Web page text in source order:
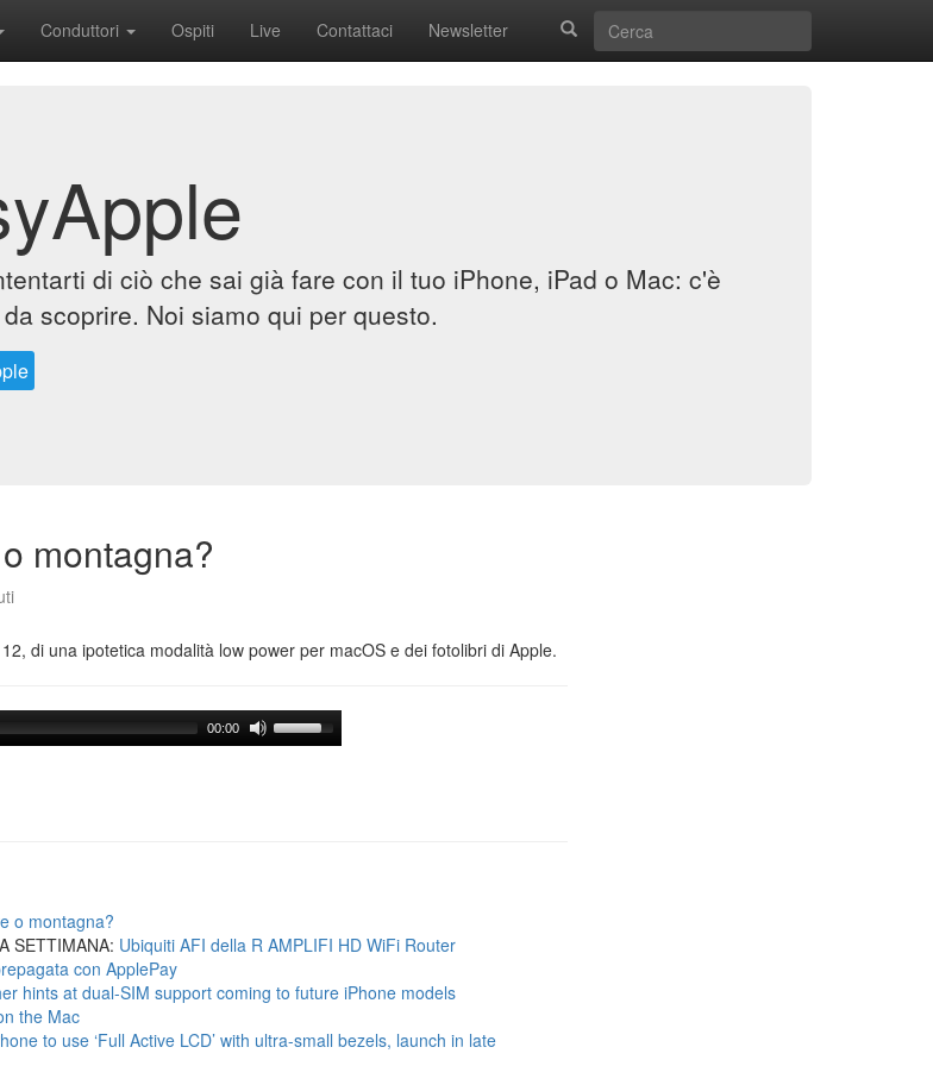
Conduttori Ospiti Live Contattaci Newsletter
di ciò che sai già fare con il tuo iPhone, iPad o Mac: c'è
scoprire. Noi siamo qui per questo.
montagna?
di una ipotetica modalità low power per macOS e dei fotolibri di Apple.
00:00
o montagna?
SETTIMANA: Ubiquiti AFI della R AMPLIFI HD WiFi Router
con ApplePay
hints at dual-SIM support coming to future iPhone models
the Mac
to use ‘Full Active LCD’ with ultra-small bezels, launch in late